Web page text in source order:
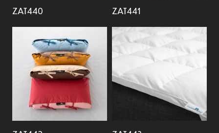
ZAT440 ZAT441